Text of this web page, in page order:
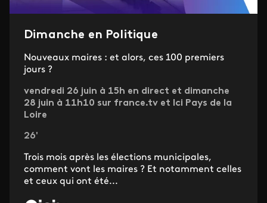
Dimanche en Politique
Nouveaux maires : et alors, ces 100 premiers
jours ?
vendredi 26 juin à 15h en direct et dimanche
28 juin à 11h10 sur france.tv et Ici Pays de la
Loire
26'
Trois mois après les élections municipales,
comment vont les maires ? Et notamment celles
et ceux qui ont été...